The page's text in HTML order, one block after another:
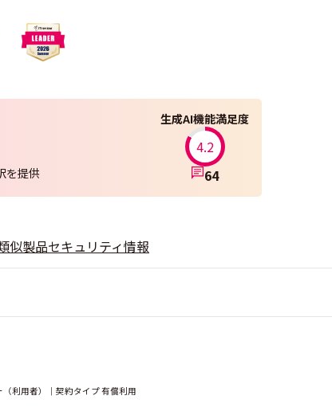
を提供
生成AI機能満足度
4.2
64
似製品セキュリティ情報
利用者）｜契約タイプ 有償利用